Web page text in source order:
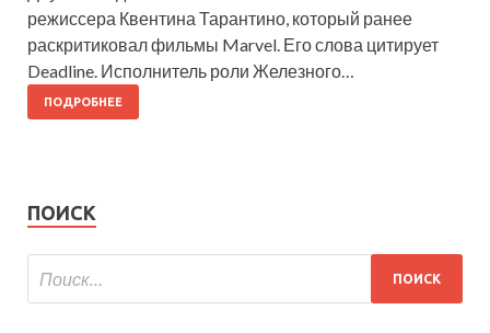
режиссера Квентина Тарантино, который ранее
раскритиковал фильмы Marvel. Его слова цитирует
Deadline. Исполнитель роли Железного…
ПОДРОБНЕЕ
ПОИСК